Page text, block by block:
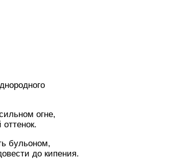
огне,
бульоном,
до кипения.